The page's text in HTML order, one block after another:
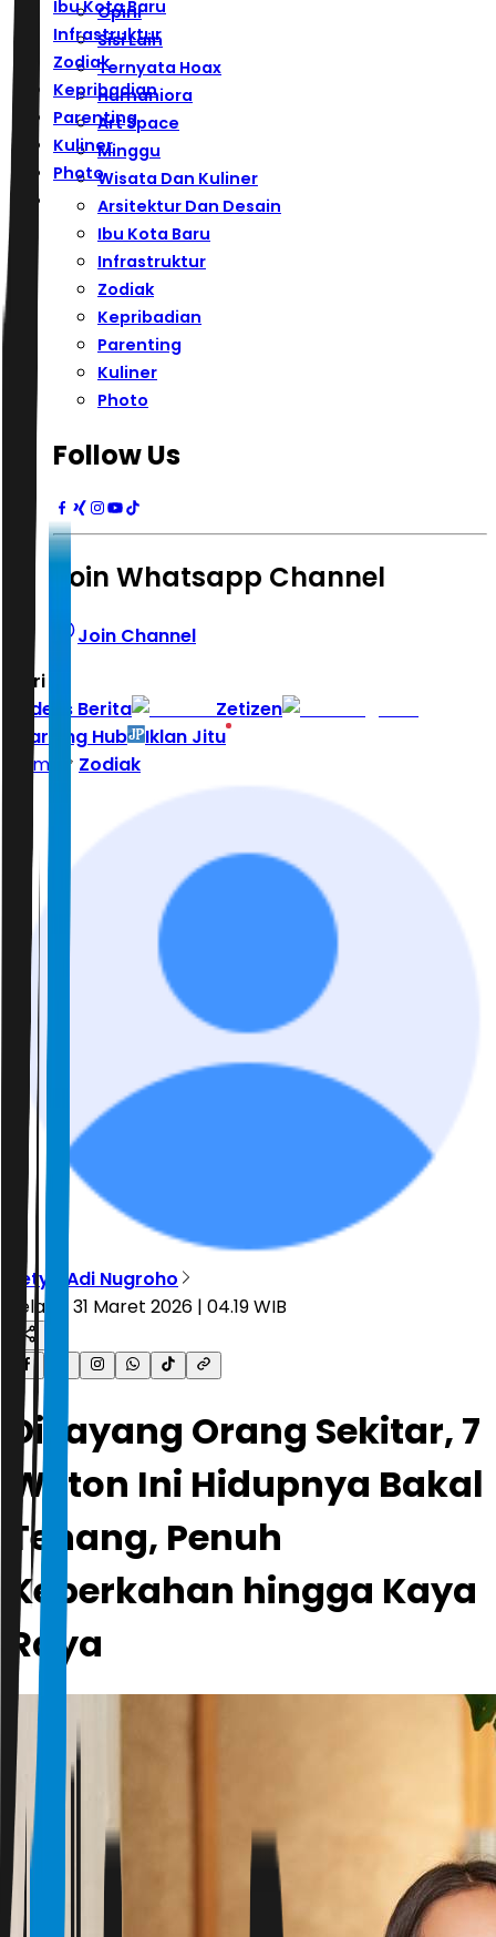
Ibu Kota Baru
Infrastruktur
Zodiak
Kepribadian
Parenting
Kuliner
Photo
Opini
Sisi Lain
Ternyata Hoax
Humaniora
Art Space
Minggu
Wisata Dan Kuliner
Arsitektur Dan Desain
Ibu Kota Baru
Infrastruktur
Zodiak
Kepribadian
Parenting
Kuliner
Photo
Follow Us
Join Whatsapp Channel
Join Channel
Hari ini
Indeks Berita
Zetizen
Learning Hub
Iklan Jitu
Home
Zodiak
Setyo Adi Nugroho
Selasa, 31 Maret 2026 | 04.19 WIB
Disayang Orang Sekitar, 7
Weton Ini Hidupnya Bakal
Tenang, Penuh
Keberkahan hingga Kaya
Raya